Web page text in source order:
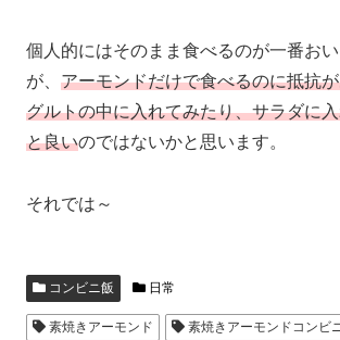
個人的にはそのまま食べるのが一番お
が、 アーモンドだけで食べるのに抵抗
グルトの中に入れてみたり、サラダに
と良いのではないかと思います。
それでは～
コンビニ飯 日常
素焼きアーモンド 素焼きアーモンドコンビ